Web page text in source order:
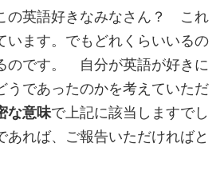
の英語好きなみなさん？ これ
います。でもどれくらいいるの
のです。 自分が英語が好きに
うであったのかを考えていただ
な意味で上記に該当しますでし
れば、ご報告いただければと